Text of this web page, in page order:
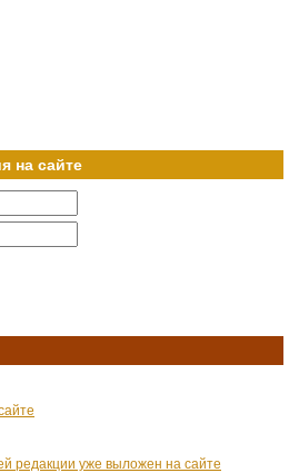
на сайте
редакции уже выложен на сайте